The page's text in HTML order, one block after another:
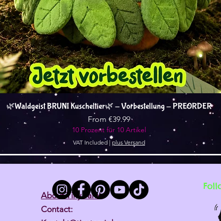
Quick View
🌿Waldgeist BRUNI Kuscheltier🌿 - Vorbestellung - PREORDER
From €39.99
Sale Price
10 Prozent für 10 Artikel
VAT Included | plus Versand
About Tiny Tami
Contact: